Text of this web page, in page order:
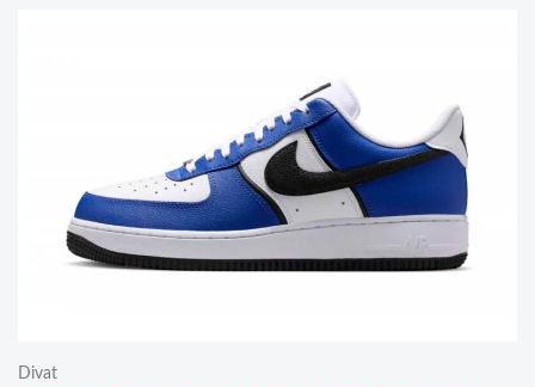
Divat